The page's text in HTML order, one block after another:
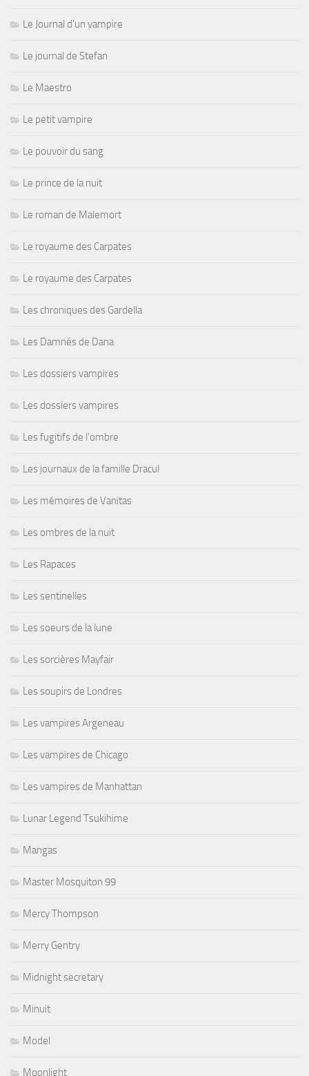
Le Journal d'un vampire
Le journal de Stefan
Le Maestro
Le petit vampire
Le pouvoir du sang
Le prince de la nuit
Le roman de Malemort
Le royaume des Carpates
Le royaume des Carpates
Les chroniques des Gardella
Les Damnés de Dana
Les dossiers vampires
Les dossiers vampires
Les fugitifs de l'ombre
Les journaux de la famille Dracul
Les mémoires de Vanitas
Les ombres de la nuit
Les Rapaces
Les sentinelles
Les soeurs de la lune
Les sorcières Mayfair
Les soupirs de Londres
Les vampires Argeneau
Les vampires de Chicago
Les vampires de Manhattan
Lunar Legend Tsukihime
Mangas
Master Mosquiton 99
Mercy Thompson
Merry Gentry
Midnight secretary
Minuit
Model
Moonlight